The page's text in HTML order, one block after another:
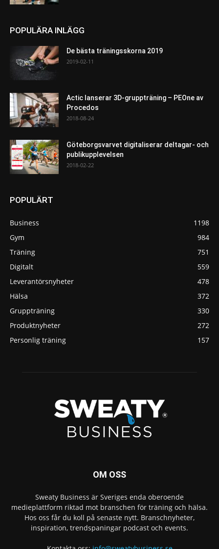
POPULÄRA INLÄGG
De bästa träningsskorna 2019
2019-02-11
Actic lanserar 3D-gruppträning – PEOne av
Procedos
2018-08-24
Göteborgsvarvet digitaliserar deltagar- och
publikupplevelsen
2018-02-22
POPULÄRT
Business
1198
Gym
984
Träning
751
Digitalt
559
Leverantörsnyheter
478
Hälsa
372
Gruppträning
330
Produktnyheter
272
Personlig träning
157
OM OSS
Sweaty Business är Sveriges enda oberoende
medieplattform riktad mot branschen för träning och hälsa.
Hos oss får du koll på senaste nytt. Branschnyheter,
inspiration, trendspaningar podcast och events.